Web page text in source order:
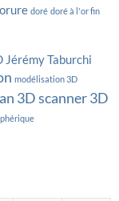
doré doré à l'or fin
Jérémy Taburchi
modélisation 3D
3Dscanner 3D